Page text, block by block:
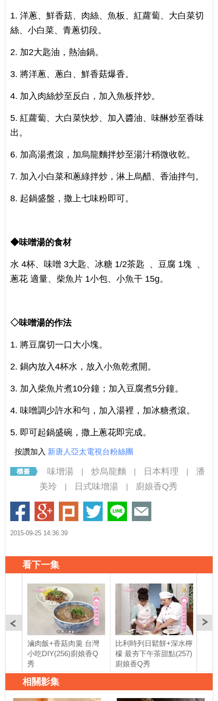
1. 洋蔥、鮮香菇、肉絲、魚板、紅蘿蔔、大白菜切
絲、小白菜、青蔥切段。
2. 加2大匙油，熱油鍋。
3. 將洋蔥、蔥白、鮮香菇爆香。
4. 加入肉絲炒至反白，加入魚板拌炒。
5. 紅蘿蔔、大白菜快炒、加入醬油、味醂炒至香味
出。
6. 加高湯煮滾，加烏龍麵拌炒至湯汁稍微收乾。
7. 加入小白菜和蔥綠拌炒，淋上烏醋、香油拌勻。
8. 起鍋盛盤，撒上七味粉即可。
◆味噌湯的食材
水 4杯、味噌 3大匙、冰糖 1/2茶匙 、豆腐 1塊 、
蔥花 適量、柴魚片 1小包、小魚干 15g。
◇味噌湯的作法
1. 將豆腐切一口大小塊。
2. 鍋內放入4杯水，放入小魚乾煮開。
3. 加入柴魚片煮10分鐘；加入豆腐煮5分鐘。
4. 味噌調少許水和勻，加入湯裡，加冰糖煮滾。
5. 即可起鍋盛碗，撒上蔥花即完成。
按讚加入 新唐人亞太電視台粉絲團
味增湯 炒烏龍麵 日本料理
潘
美玲
日式味增湯 廚娘香Q秀
2015-09-25 14:36:39
看下一集
滷肉飯+香菇肉羹 台灣
小吃DIY(256)廚娘香Q
秀
比利時列日鬆餅+深水檸
檬 最夯下午茶甜點(257)
廚娘香Q秀
相關影集